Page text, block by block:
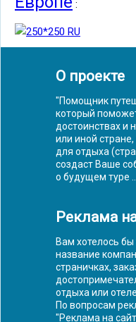
:
О проекте
"Помощник
который
достоинствах и
или иной
для отдыха
создаст Ваше
о будущем туре ...
Реклама
Вам хотелось бы
название
страничках,
отдыха или
По вопросам
"Реклама на